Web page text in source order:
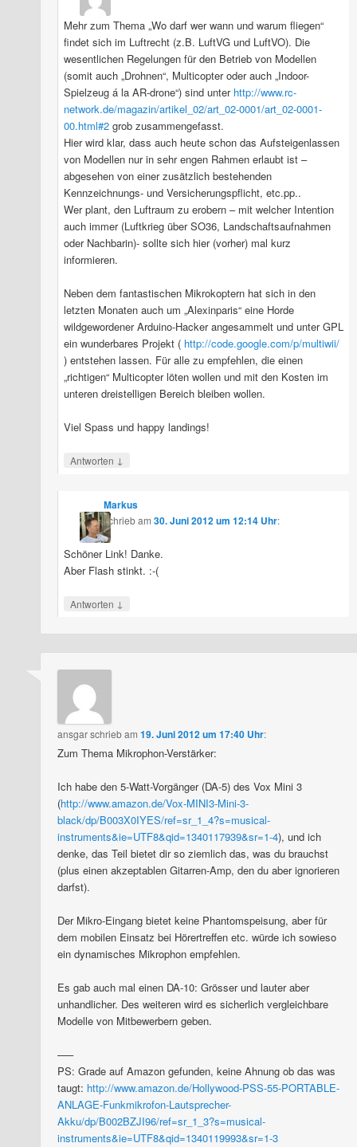
Mehr zum Thema „Wo darf wer wann und warum fliegen“
findet sich im Luftrecht (z.B. LuftVG und LuftVO). Die
wesentlichen Regelungen für den Betrieb von Modellen
(somit auch „Drohnen“, Multicopter oder auch „Indoor-
Spielzeug á la AR-drone“) sind unter http://www.rc-
network.de/magazin/artikel_02/art_02-0001/art_02-0001-
00.html#2grob zusammengefasst.
Hier wird klar, dass auch heute schon das Aufsteigenlassen
von Modellen nur in sehr engen Rahmen erlaubt ist –
abgesehen von einer zusätzlich bestehenden
Kennzeichnungs- und Versicherungspflicht, etc.pp..
Wer plant, den Luftraum zu erobern – mit welcher Intention
auch immer (Luftkrieg über SO36, Landschaftsaufnahmen
oder Nachbarin)- sollte sich hier (vorher) mal kurz
informieren.
Neben dem fantastischen Mikrokoptern hat sich in den
letzten Monaten auch um „Alexinparis“ eine Horde
wildgewordener Arduino-Hacker angesammelt und unter GPL
ein wunderbares Projekt ( http://code.google.com/p/multiwii/
) entstehen lassen. Für alle zu empfehlen, die einen
„richtigen“ Multicopter löten wollen und mit den Kosten im
unteren dreistelligen Bereich bleiben wollen.
Viel Spass und happy landings!
Antworten ↓
Markus
schriebam 30. Juni 2012 um 12:14 Uhr:
Schöner Link! Danke.
Aber Flash stinkt. :-(
Antworten ↓
ansgarschriebam19. Juni 2012 um 17:40 Uhr:
Zum Thema Mikrophon-Verstärker:
Ich habe den 5-Watt-Vorgänger (DA-5) des Vox Mini 3
(http://www.amazon.de/Vox-MINI3-Mini-3-
black/dp/B003X0IYES/ref=sr_1_4?s=musical-
instruments&ie=UTF8&qid=1340117939&sr=1-4), und ich
denke, das Teil bietet dir so ziemlich das, was du brauchst
(plus einen akzeptablen Gitarren-Amp, den du aber ignorieren
darfst).
Der Mikro-Eingang bietet keine Phantomspeisung, aber für
dem mobilen Einsatz bei Hörertreffen etc. würde ich sowieso
ein dynamisches Mikrophon empfehlen.
Es gab auch mal einen DA-10: Grösser und lauter aber
unhandlicher. Des weiteren wird es sicherlich vergleichbare
Modelle von Mitbewerbern geben.
—–
PS: Grade auf Amazon gefunden, keine Ahnung ob das was
taugt: http://www.amazon.de/Hollywood-PSS-55-PORTABLE-
ANLAGE-Funkmikrofon-Lautsprecher-
Akku/dp/B002BZJI96/ref=sr_1_3?s=musical-
instruments&ie=UTF8&qid=1340119993&sr=1-3